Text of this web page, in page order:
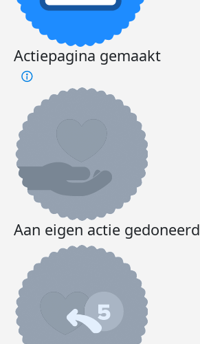
Actiepagina gemaakt
Aan eigen actie gedoneerd